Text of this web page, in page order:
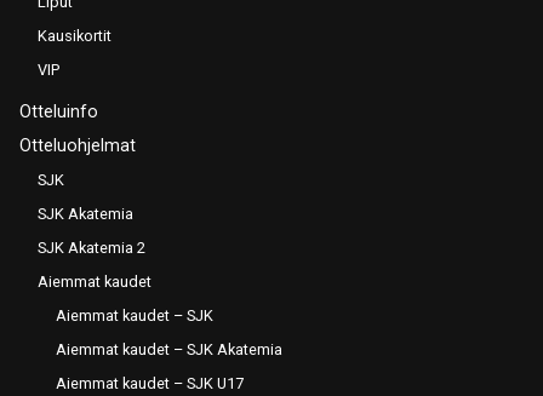
Kausikortit
VIP
Otteluinfo
Otteluohjelmat
SJK
SJK Akatemia
SJK Akatemia 2
Aiemmat kaudet
Aiemmat kaudet – SJK
Aiemmat kaudet – SJK Akatemia
Aiemmat kaudet – SJK U17